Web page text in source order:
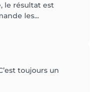
le résultat est
les...
toujours un